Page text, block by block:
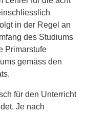
in der Regel an
des Studiums
Primarstufe
gemäss den
für den Unterricht
Je nach